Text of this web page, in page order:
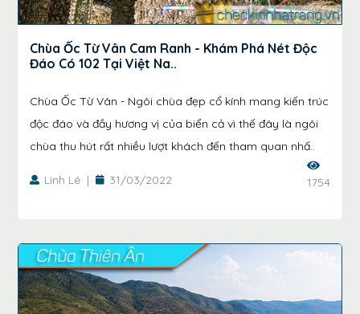
Chùa Ốc Từ Vân Cam Ranh - Khám Phá Nét Độc
Đáo Có 102 Tại Việt Na..
Chùa Ốc Từ Vân - Ngôi chùa đẹp cổ kính mang kiến trúc
độc đáo và đầy hương vị của biển cả vì thế đây là ngôi
chùa thu hút rất nhiều lượt khách đến tham quan nhấ..
Linh Lê | 31/03/2022 1754